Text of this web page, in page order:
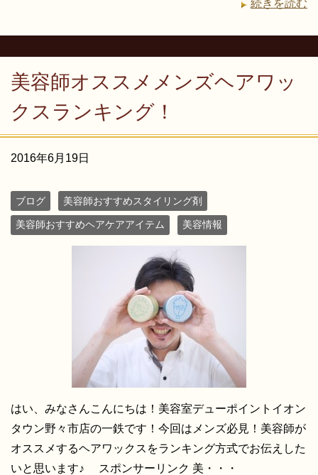
続きを読む
美容師オススメメンズヘアワッ
クスランキング！
2016年6月19日
ブログ 美容師おすすめスタイリング剤
美容師おすすめヘアケアアイテム 美容情報
はい、みなさんこんにちは！美容室デューポイントイオン
タウン野々市店の一鉄です！今回はメンズ必見！美容師が
オススメするヘアワックスをランキング方式でお伝えした
いと思います♪ スポンサーリンク 美・・・